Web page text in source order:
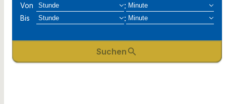
Von :
Bis :
Suchen search